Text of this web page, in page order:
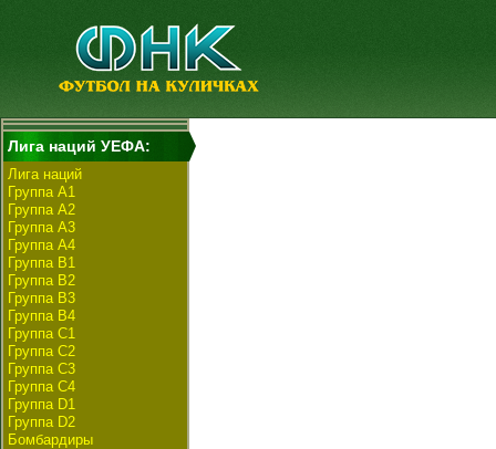
Лига наций УЕФА:
Лига наций
Группа А1
Группа А2
Группа А3
Группа А4
Группа B1
Группа B2
Группа B3
Группа B4
Группа C1
Группа C2
Группа C3
Группа C4
Группа D1
Группа D2
Бомбардиры